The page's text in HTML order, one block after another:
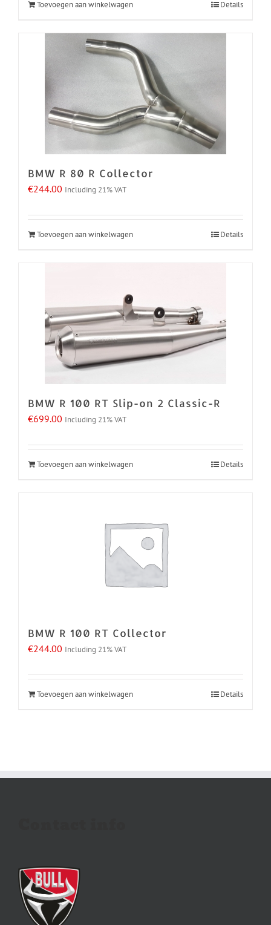
Toevoegen aan winkelwagen Details
BMW R 80 R Collector
€244.00 Including 21% VAT
Toevoegen aan winkelwagen Details
BMW R 100 RT Slip-on 2 Classic-R
€699.00 Including 21% VAT
Toevoegen aan winkelwagen Details
BMW R 100 RT Collector
€244.00 Including 21% VAT
Toevoegen aan winkelwagen Details